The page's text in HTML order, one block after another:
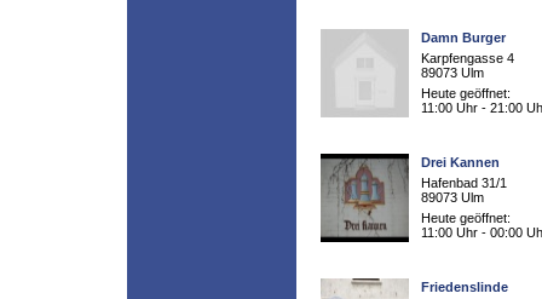
Damn Burger
Karpfengasse 4
89073 Ulm
Heute geöffnet:
11:00 Uhr - 21:00
Drei Kannen
Hafenbad 31/1
89073 Ulm
Heute geöffnet:
11:00 Uhr - 00:00
Friedenslinde